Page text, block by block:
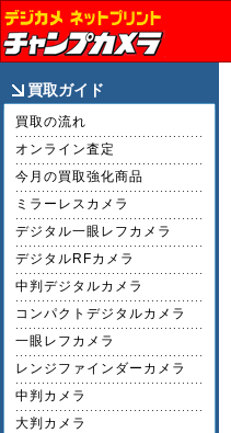
買取ガイド
買取の流れ
オンライン査定
今月の買取強化商品
ミラーレスカメラ
デジタル一眼レフカメラ
デジタルRFカメラ
中判デジタルカメラ
コンパクトデジタルカメラ
一眼レフカメラ
レンジファインダーカメラ
中判カメラ
大判カメラ